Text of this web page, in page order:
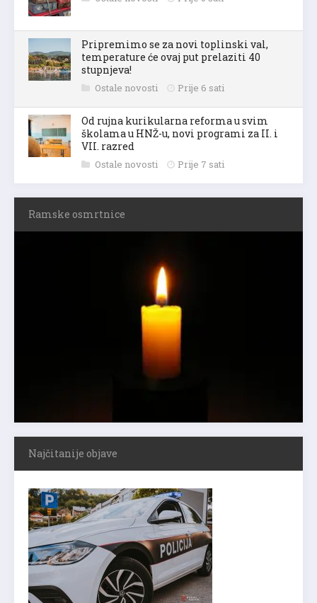
Pripremimo se za novi toplinski val,
temperature će ovaj put prelaziti 40
stupnjeva!
Ostale novosti Prije 6 sati
Od rujna kurikularna reforma u svim
školama u HNŽ-u, novi programi za II. i
VII. razred
Ostale novosti Prije 7 sati
Ramske osmrtnice
Najčitanije objave